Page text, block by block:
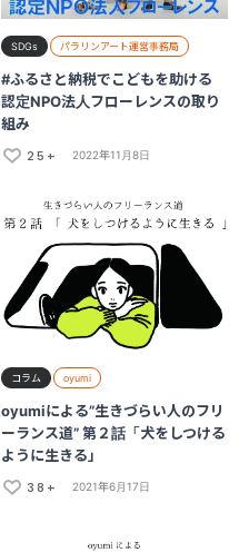
SDGs パラリンアート運営事務局
#ふるさと納税でこどもを助ける
認定NPO法人フローレンスの取り
組み
25+
2022年11月8日
コラム oyumi
oyumiによる”生きづらい人のフリ
ーランス道” 第２話「犬をしつける
ように生きる」
38+
2021年6月17日